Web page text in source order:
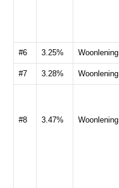
#6 3.25% Woonlening
#7 3.28% Woonlening
#8 3.47% Woonlening